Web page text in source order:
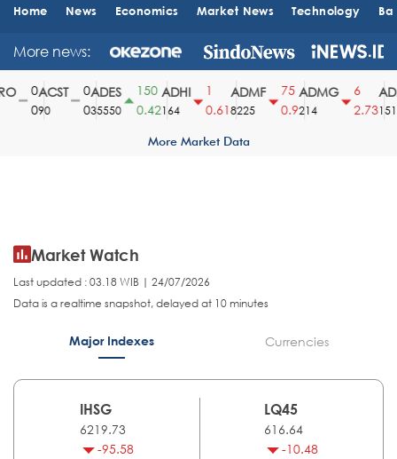
Home News Economics Market News Technology
More news:
ACST
90
ADES
35550
150
0.42
ADHI
164
0.61
ADMF
8225
75
0.9
ADMG
214
2.731510
More Market Data
Market Watch
Last updated : 03.18 WIB | 24/07/2026
Data is a realtime snapshot, delayed at 10 minutes
Major Indexes Currencies
IHSG
6219.73
-95.58
LQ45
616.64
-10.48